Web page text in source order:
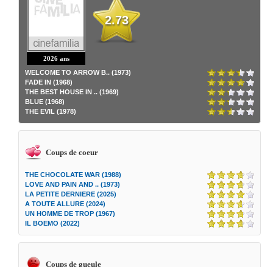
2026 ans
2.73
WELCOME TO ARROW B.. (1973)
FADE IN (1968)
THE BEST HOUSE IN .. (1969)
BLUE (1968)
THE EVIL (1978)
Coups de coeur
THE CHOCOLATE WAR (1988)
LOVE AND PAIN AND .. (1973)
LA PETITE DERNIERE (2025)
A TOUTE ALLURE (2024)
UN HOMME DE TROP (1967)
IL BOEMO (2022)
Coups de gueule